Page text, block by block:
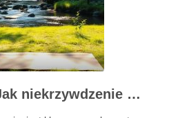
Ahimsa w jodze: Jak niekrzywdzenie wpływa na nasze życie?